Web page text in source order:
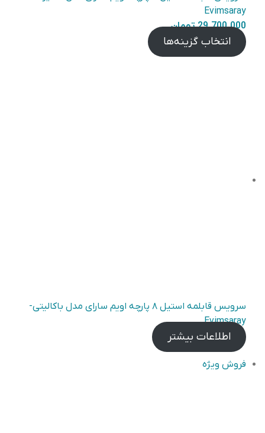
Evimsaray
29.700.000تومان
انتخاب گزینه‌ها
سرویس قابلمه استیل ۸ پارچه اویم سارای مدل باکالیتی-
Evimsaray
اطلاعات بیشتر
فروش ویژهمحصول